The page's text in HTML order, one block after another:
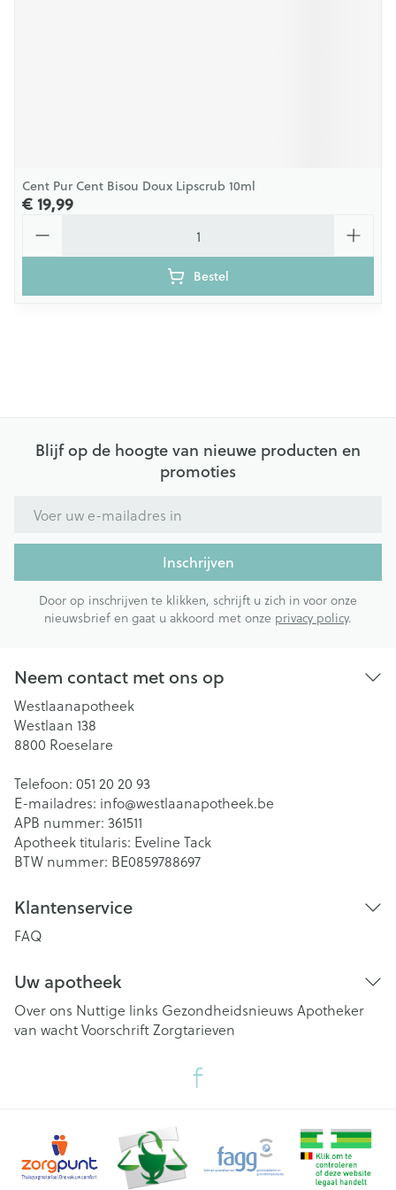
Cent Pur Cent Bisou Doux Lipscrub 10ml
€ 19,99
Bestel
Blijf op de hoogte van nieuwe producten en
promoties
Inschrijven
Door op inschrijven te klikken, schrijft u zich in voor onze
nieuwsbrief en gaat u akkoord met onze privacy policy.
Neem contact met ons op
Westlaanapotheek
Westlaan 138
8800 Roeselare
Telefoon: 051 20 20 93
E-mailadres: info@westlaanapotheek.be
APB nummer: 361511
Apotheek titularis: Eveline Tack
BTW nummer: BE0859788697
Klantenservice
FAQ
Uw apotheek
Over ons Nuttige links Gezondheidsnieuws Apotheker
van wachtVoorschriftZorgtarieven